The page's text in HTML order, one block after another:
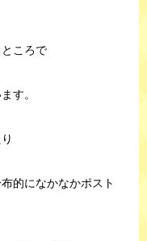
ころで
す。
的になかなかポスト